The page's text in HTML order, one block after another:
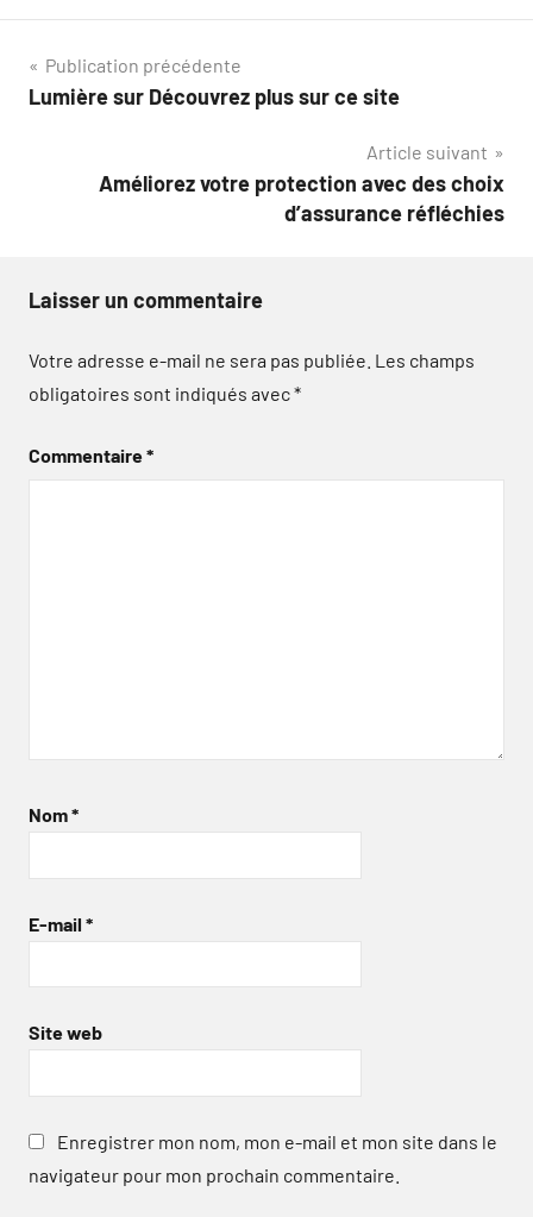
Navigation
de
Publication précédente
Lumière sur Découvrez plus sur ce site
Article suivant
Améliorez votre protection avec des choix
d’assurance réfléchies
Laisser un commentaire
Votre adresse e-mail ne sera pas publiée. Les champs
obligatoires sont indiqués avec*
Commentaire*
Nom*
E-mail *
Site web
Enregistrer mon nom, mon e-mail et mon site dans le
navigateur pour mon prochain commentaire.